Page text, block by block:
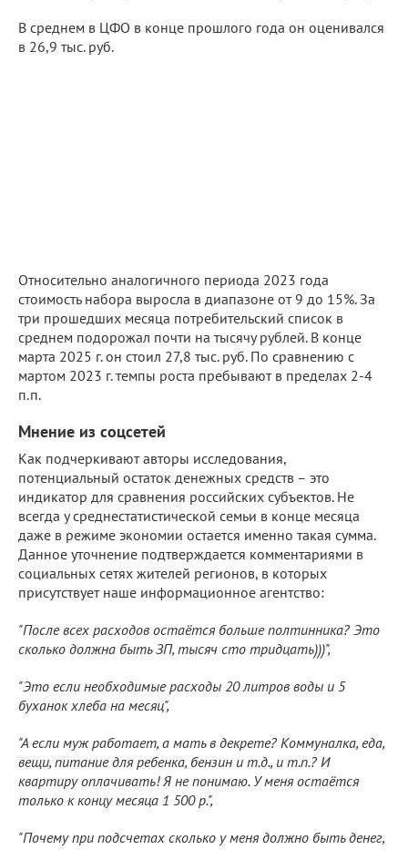
В среднем в ЦФО в конце прошлого года он оценивался
в 26,9 тыс. руб.
Относительно аналогичного периода 2023 года
стоимость набора выросла в диапазоне от 9 до 15%. За
три прошедших месяца потребительский список в
среднем подорожал почти на тысячу рублей. В конце
марта 2025 г. он стоил 27,8 тыс. руб. По сравнению с
мартом 2023 г. темпы роста пребывают в пределах 2-4
п.п.
Мнение из соцсетей
Как подчеркивают авторы исследования,
потенциальный остаток денежных средств – это
индикатор для сравнения российских субъектов. Не
всегда у среднестатистической семьи в конце месяца
даже в режиме экономии остается именно такая сумма.
Данное уточнение подтверждается комментариями в
социальных сетях жителей регионов, в которых
присутствует наше информационное агентство:
"После всех расходов остаётся больше полтинника? Это
сколько должна быть ЗП, тысяч сто тридцать)))",
"Это если необходимые расходы 20 литров воды и 5
буханок хлеба на месяц",
"А если муж работает, а мать в декрете? Коммуналка, еда,
вещи, питание для ребенка, бензин и т.д., и т.п.? И
квартиру оплачивать! Я не понимаю. У меня остаётся
только к концу месяца 1 500 р.",
"Почему при подсчетах сколько у меня должно быть денег,